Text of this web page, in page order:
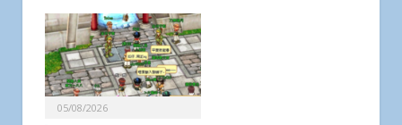
05/08/2026